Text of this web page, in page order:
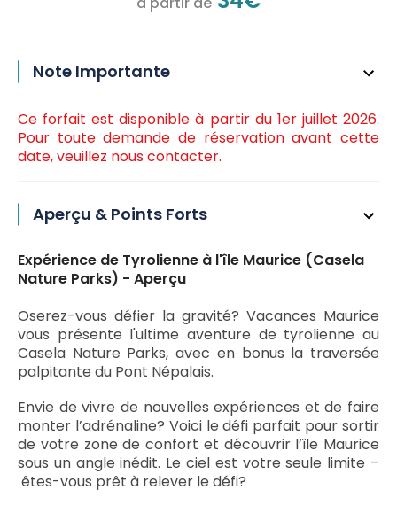
Note Importante
Ce forfait est disponible à partir du 1er juillet 2026.
Pour toute demande de réservation avant cette
date, veuillez nous contacter.
Aperçu & Points Forts
Expérience de Tyrolienne à l'île Maurice (Casela
Nature Parks) - Aperçu
Oserez-vous défier la gravité? Vacances Maurice
vous présente l'ultime aventure de tyrolienne au
Casela Nature Parks, avec en bonus la traversée
palpitante du Pont Népalais.
Envie de vivre de nouvelles expériences et de faire
monter l’adrénaline? Voici le défi parfait pour sortir
de votre zone de confort et découvrir l’île Maurice
sous un angle inédit. Le ciel est votre seule limite –
êtes-vous prêt à relever le défi?